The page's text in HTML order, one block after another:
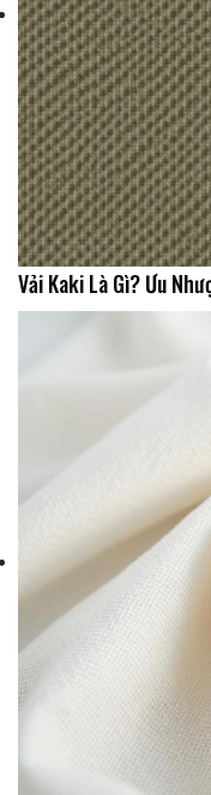
Vải Kaki Là Gì? Ưu